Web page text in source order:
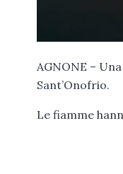
AGNONE –
Sant’Onofrio.
Le fiamme